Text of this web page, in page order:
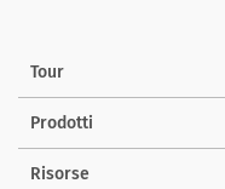
Tour
Prodotti
Risorse